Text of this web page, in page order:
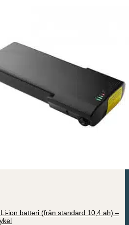
ion batteri (från standard 10,4 ah) –